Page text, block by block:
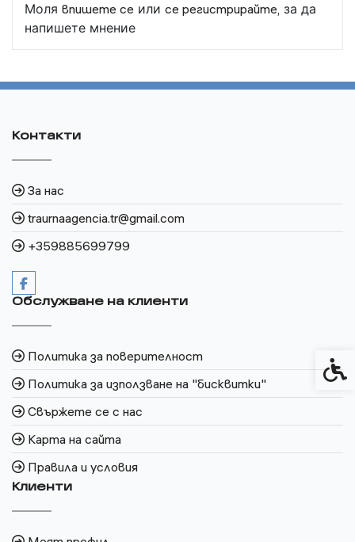
Моля впишете се или се регистрирайте, за да
напишете мнение
Контакти
За нас
traurnaagencia.tr@gmail.com
+359885699799
Обслужване на клиенти
Политика за поверителност
Политика за използване на "бисквитки"
Свържете се с нас
Карта на сайта
Правила и условия
Клиенти